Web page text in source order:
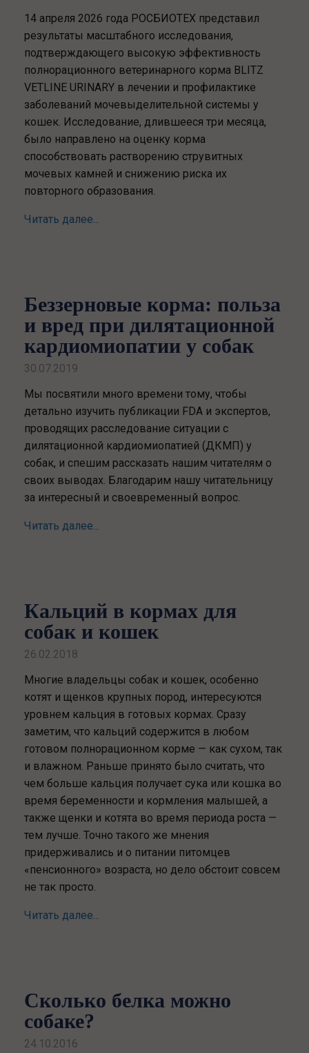
14 апреля 2026 года РОСБИОТЕХ представил
результаты масштабного исследования,
подтверждающего высокую эффективность
полнорационного ветеринарного корма BLITZ
VETLINE URINARY в лечении и профилактике
заболеваний мочевыделительной системы у
кошек. Исследование, длившееся три месяца,
было направлено на оценку корма
способствовать растворению струвитных
мочевых камней и снижению риска их
повторного образования.
Читать далее...
Беззерновые корма: польза
и вред при дилятационной
кардиомиопатии у собак
30.07.2019
Мы посвятили много времени тому, чтобы
детально изучить публикации FDA и экспертов,
проводящих расследование ситуации с
дилятационной кардиомиопатией (ДКМП) у
собак, и спешим рассказать нашим читателям о
своих выводах. Благодарим нашу читательницу
за интересный и своевременный вопрос.
Читать далее...
Кальций в кормах для
собак и кошек
26.02.2018
Многие владельцы собак и кошек, особенно
котят и щенков крупных пород, интересуются
уровнем кальция в готовых кормах. Сразу
заметим, что кальций содержится в любом
готовом полнорационном корме — как сухом, так
и влажном. Раньше принято было считать, что
чем больше кальция получает сука или кошка во
время беременности и кормления малышей, а
также щенки и котята во время периода роста —
тем лучше. Точно такого же мнения
придерживались и о питании питомцев
«пенсионного» возраста, но дело обстоит совсем
не так просто.
Читать далее...
Сколько белка можно
собаке?
24.10.2016